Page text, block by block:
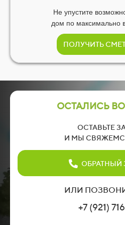
Не упустите
дом по максимально
ПОЛУЧИТЬ
ОСТАЛИСЬ
ОСТАВЬТЕ
И МЫ
ОБРАТНЫЙ
ИЛИ
+7 (921)